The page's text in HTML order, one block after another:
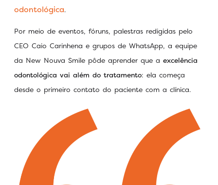
odontológica.
Por meio de eventos, fóruns, palestras redigidas pelo
CEO Caio Carinhena e grupos de WhatsApp, a equipe
da New Nouva Smile pôde aprender que a excelência
odontológica vai além do tratamento: ela começa
desde o primeiro contato do paciente com a clínica.